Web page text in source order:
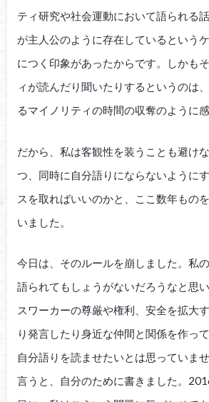
ティ研究や社会運動において語られる
が主人公のように存在しているという
につく印象があったからです。しかも
ィが読んだり聞いたりするというのは
るマイノリティの時間の収奪のように感
だから、私は客観性を装うことも避け
つ、同時に自分語りにならないように
スを取ればいいのかと、ここ数年もの
いました。
今日は、そのルールを崩しました。私
語られてもしょうがないだろうなと思
スワーカーの尊厳や権利、安全を拡大
り発言したり身近な仲間と関係を作っ
自分語りを読ませたいとは思っていま
言うと、自分のために書きました。